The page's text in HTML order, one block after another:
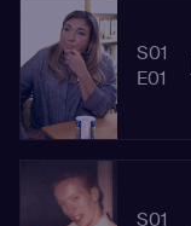
S01
E01
S01